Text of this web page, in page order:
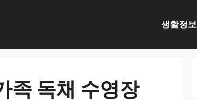
생활정보
족 독채 수영장